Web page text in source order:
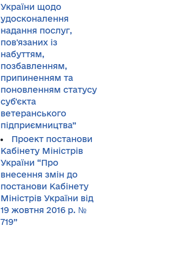
України щодо
удосконалення
надання послуг,
пов'язаних із
набуттям,
позбавленням,
припиненням та
поновленням статусу
суб'єкта
ветеранського
підприємництва”
Проект постанови
Кабінету Міністрів
України “Про
внесення змін до
постанови Кабінету
Міністрів України від
19 жовтня 2016 р. №
719”